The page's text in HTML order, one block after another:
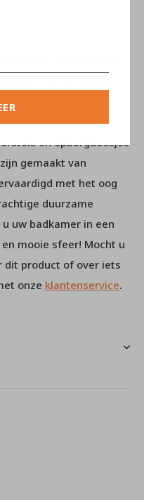
een grote collectie
andere prachtige
wasmanden,
en opbergdoosjes
gemaakt van
met het oog
duurzame
uw badkamer in een
mooie sfeer! Mocht u
dit product of over iets
onze klantenservice.